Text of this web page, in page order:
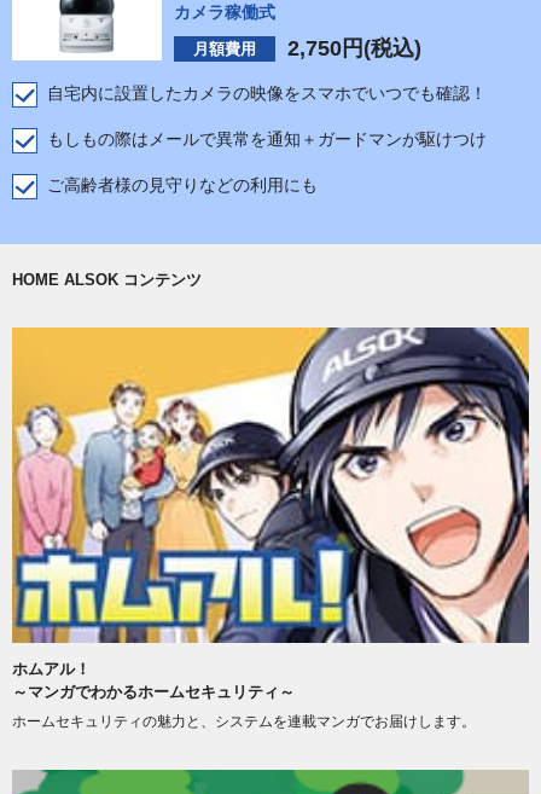
カメラ稼働式
月額費用 2,750 円(税込)
自宅内に設置したカメラの映像をスマホでいつでも確認！
もしもの際はメールで異常を通知＋ガードマンが駆けつけ
ご高齢者様の見守りなどの利用にも
HOME ALSOK コンテンツ
ホムアル！
～マンガでわかるホームセキュリティ～
ホームセキュリティの魅力と、システムを連載マンガでお届けします。